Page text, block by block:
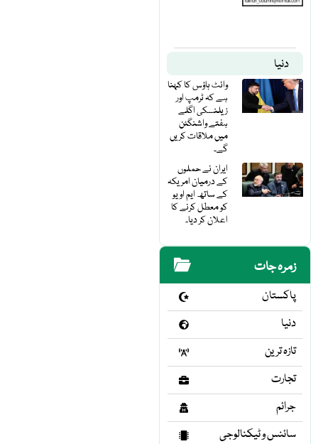
دنیا
وائٹ ہاؤس کا کہنا
ہے کہ ٹرمپ اور
زیلنسکی اگلے
ہفتے واشنگٹن
میں ملاقات کریں
گے۔
ایران نے حملوں
کے درمیان امریکہ
کے ساتھ ایم او یو
کو معطل کرنے کا
اعلان کر دیا۔
زمرہ جات
پاکستان
دنیا
تازہ ترین
تجارت
جرائم
سائنس و ٹیکنالوجی